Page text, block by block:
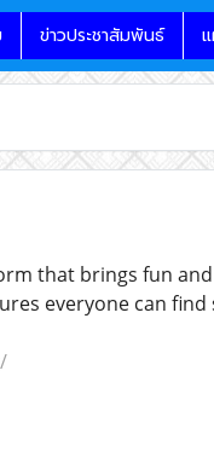
ข่าวประชาสัมพันธ์
that brings fun
everyone can